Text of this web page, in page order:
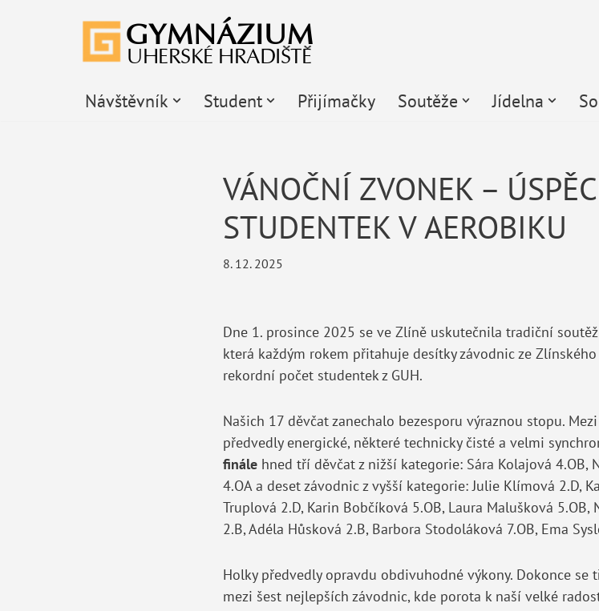
Návštěvník Student Přijímačky Soutěže Jídelna
VÁNOČNÍ ZVONEK –
STUDENTEK V AEROBIKU
8. 12. 2025
Dne 1. prosince 2025 se ve Zlíně uskutečnila tradiční
která každým rokem přitahuje desítky závodnic ze
rekordní počet studentek z GUH.
Našich 17 děvčat zanechalo bezesporu výraznou stopu.
předvedly energické, některé technicky čisté a velmi
finálehned tří děvčat z nižší kategorie: Sára Kolajová 4.OB,
4.OA a deset závodnic z vyšší kategorie: Julie Klímová 2.D,
Truplová 2.D, Karin Bobčíková 5.OB, Laura Malušková 5.OB,
2.B, Adéla Hůsková 2.B, Barbora Stodoláková 7.OB, Ema
Holky předvedly opravdu obdivuhodné výkony. Dokonce
mezi šest nejlepších závodnic, kde porota k naší velké